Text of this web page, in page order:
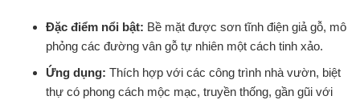
Đặc điểm nổi bật: Bề mặt được sơn tĩnh điện giả gỗ, mô
phỏng các đường vân gỗ tự nhiên một cách tinh xảo.
Ứng dụng: Thích hợp với các công trình nhà vườn, biệt
thự có phong cách mộc mạc, truyền thống, gần gũi với